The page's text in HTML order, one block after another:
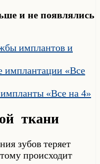
и не появлялись
имплантов и
имплантации «Все
«Все на 4»
ткани
зубов теряет
происходит